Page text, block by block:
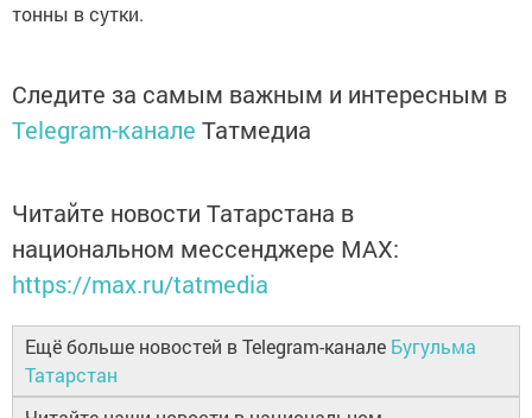
тонны в сутки.
Следите за самым важным и интересным в
Telegram-канале Татмедиа
Читайте новости Татарстана в
национальном мессенджере MАХ:
https://max.ru/tatmedia
Ещё больше новостей в Telegram-канале Бугульма
Татарстан